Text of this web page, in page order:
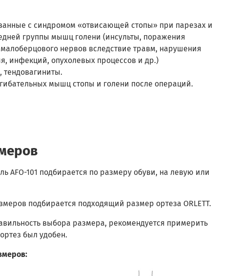
с синдромом «отвисающей стопы» при парезах и
группы мышц голени (инсульты, поражения
нервов вследствие травм, нарушения
инфекций, опухолевых процессов и др.)
тендовагиниты.
мышц стопы и голени после операций.
AFO-101 подбирается по размеру обуви, на левую или
подбирается подходящий размер ортеза ORLETT.
выбора размера, рекомендуется примерить
был удобен.